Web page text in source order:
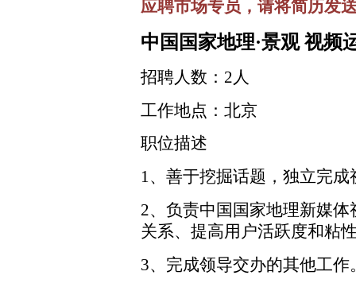
应聘市场专员，请将简历发
中国国家地理·景观 视频
招聘人数：2人
工作地点：北京
职位描述
1、善于挖掘话题，独立完
2、负责中国国家地理新媒
关系、提高用户活跃度和粘
3、完成领导交办的其他工作